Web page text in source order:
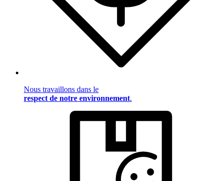
Nous travaillons dans le
respect de notre environnement.